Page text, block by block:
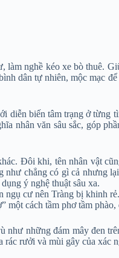
làm nghề kéo xe bò thuê.
dân tự nhiên, mộc mạc
biến tâm trạng ở từng
nhân văn sâu sắc, góp
Đôi khi, tên nhân vật
chẳng có gì cả nhưng
ý nghệ thuật sâu xa.
ngụ cư nên Tràng bị khinh
một cách tầm phơ tầm
như những đám mây đen
rưởi và mùi gây của xác